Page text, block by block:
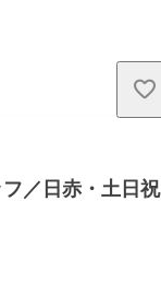
／日赤・土日祝